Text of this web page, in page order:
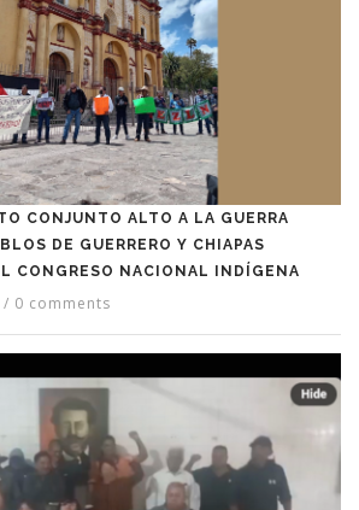
CONJUNTO ALTO A LA GUERRA
DE GUERRERO Y CHIAPAS
CONGRESO NACIONAL INDÍGENA
/ 0 comments